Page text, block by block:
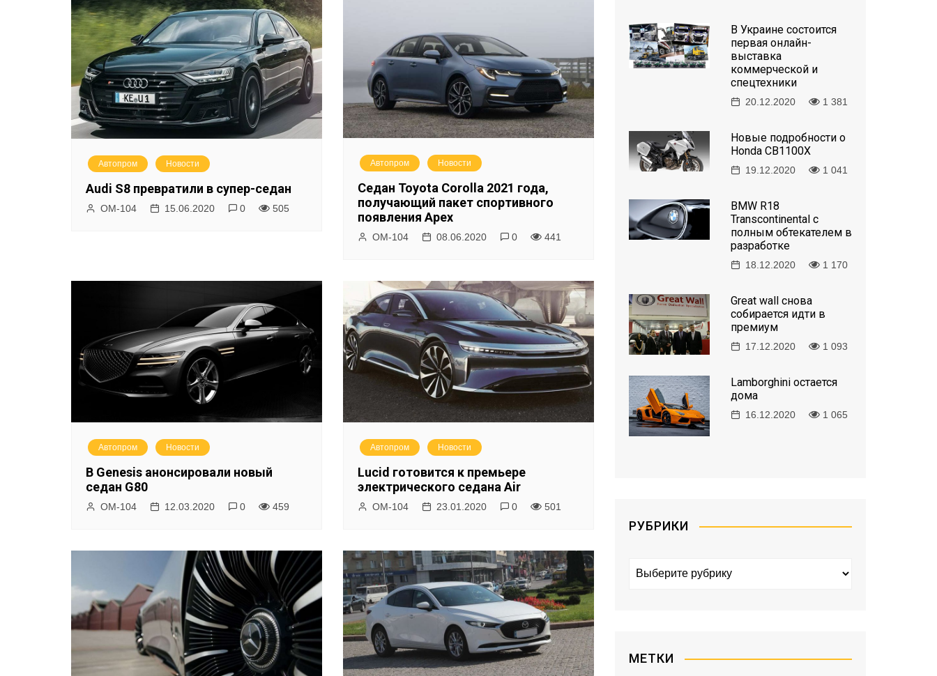
Автопром Новости
Audi S8 превратили в супер-седан
ОМ-104 15.06.2020 0 505
Автопром Новости
Седан Toyota Corolla 2021 года,
получающий пакет спортивного
появления Apex
ОМ-104 08.06.2020 0 441
Автопром Новости
В Genesis анонсировали новый
седан G80
ОМ-104 12.03.2020 0 459
Автопром Новости
Lucid готовится к премьере
электрического седана Air
ОМ-104 23.01.2020 0 501
В Украине состоится
первая онлайн-
выставка
коммерческой и
спецтехники
20.12.2020 1 381
Новые подробности о
Honda CB1100X
19.12.2020 1 041
BMW R18
Transcontinental с
полным обтекателем в
разработке
18.12.2020 1 170
Great wall снова
собирается идти в
премиум
17.12.2020 1 093
Lamborghini остается
дома
16.12.2020 1 065
РУБРИКИ
к
МЕТКИ